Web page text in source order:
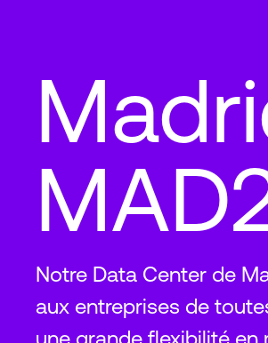
Notre Data Center de
aux entreprises de
une grande flexibilité en